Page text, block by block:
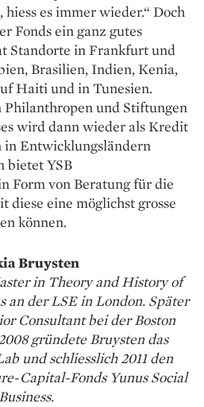
hiess es immer wieder.“ Doch
Fonds ein ganz gutes
Standorte in Frankfurt und
Brasilien, Indien, Kenia,
Haiti und in Tunesien.
Philanthropen und Stiftungen
wird dann wieder als Kredit
in Entwicklungs­ländern
bietet YSB
Form von Beratung für die
diese eine möglichst grosse
können.
Bruysten
in Theory and History of
an der LSE in London. Später
Consultant bei der Boston
gründete Bruysten das
und schliesslich 2011 den
Capital-Fonds Yunus Social